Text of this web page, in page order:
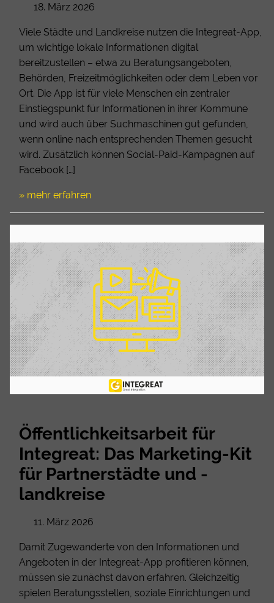
18. März 2026
Viele Städte und Landkreise nutzen die Integreat-App,
um wichtige lokale Informationen digital
bereitzustellen – etwa zu Beratungsangeboten,
Behörden, Freizeitmöglichkeiten oder dem Leben vor
Ort. Die App ist für viele Menschen ein zentraler
Einstiegspunkt für Informationen in ihrer Kommune
und wird auch über Suchmaschinen gut gefunden,
wenn online nach entsprechenden Themen gesucht
wird. Zusätzlich können Social-Paid-Kampagnen auf
Facebook […]
» mehr erfahren
Öffentlichkeitsarbeit für
Integreat: Das Marketing-Kit
für Partnerstädte und -
landkreise
11. März 2026
Damit Zugewanderte von den Informationen und
Angeboten in der Integreat-App profitieren können,
müssen sie zunächst davon erfahren. Gleichzeitig
spielen Beratungsstellen, soziale Einrichtungen und